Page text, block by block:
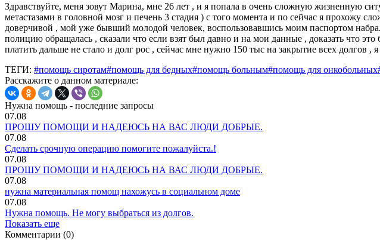
Здравствуйте, меня зовут Марина, мне 26 лет , и я попала в очень сложную жизненную
метастазами в головной мозг и печень 3 стадия ) с того момента и по сейчас я прохожу
доверчивой , мой уже бывший молодой человек, воспользовавшись моим паспортом
полицию обращалась , сказали что если взят был давно и на мои данные , доказать что
платить дальше не стало и долг рос , сейчас мне нужно 150 тыс на закрытие всех долгов
ТЕГИ: #помощь сиротам#помощь для бедных#помощь больным#помощь для онкобольных
Расскажите о данном материале:
Нужна помощь - последние запросы
07.08
ПРОШУ ПОМОЩИ И НАДЕЮСЬ НА ВАС ЛЮДИ ДОБРЫЕ.
07.08
Сделать срочную операцию помогите пожалуйста.!
07.08
ПРОШУ ПОМОЩИ И НАДЕЮСЬ НА ВАС ЛЮДИ ДОБРЫЕ.
07.08
нужна материальная помощ нахожусь в социальном доме
07.08
Нужна помощь. Не могу выбраться из долгов.
Показать еще
Комментарии (0)